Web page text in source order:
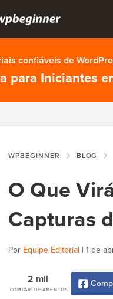
confiáveis de
para Iniciantes
WPBEGINNER BLOG
O Que
Capturas
Por Equipe Editorial | 1 de
COMPARTILHAMENTOS
2 mil